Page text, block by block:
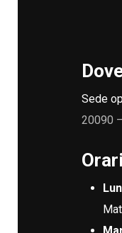
Sede
20090
Orari